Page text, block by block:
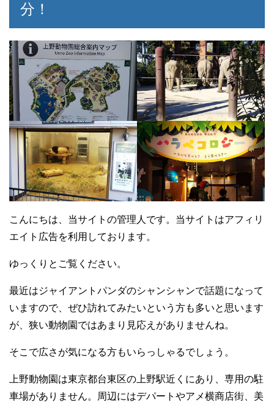
分！
こんにちは、当サイトの管理人です。当サイトはアフィリ
エイト広告を利用しております。
ゆっくりとご覧ください。
最近はジャイアントパンダのシャンシャンで話題になって
いますので、ぜひ訪れてみたいという方も多いと思います
が、狭い動物園ではあまり見応えがありませんね。
そこで広さが気になる方もいらっしゃるでしょう。
上野動物園は東京都台東区の上野駅近くにあり、専用の駐
車場がありません。周辺にはデパートやアメ横商店街、美